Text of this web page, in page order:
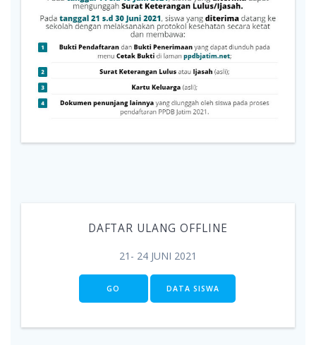
DAFTAR ULANG OFFLINE
21- 24 JUNI 2021
GO DATA SISWA